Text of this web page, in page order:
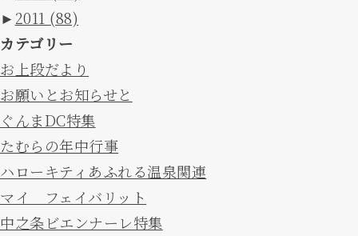
► 2011 (88)
カテゴリー
お上段だより
お願いとお知らせと
ぐんまDC特集
たむらの年中行事
ハローキティあふれる温泉関連
マイ フェイバリット
中之条ビエンナーレ特集